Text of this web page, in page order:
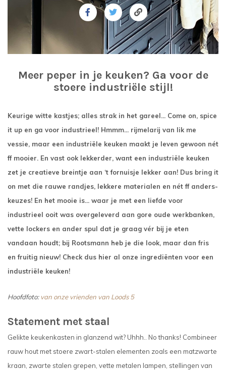
Meer peper in je keuken? Ga voor de
stoere industriële stijl!
Keurige witte kastjes; alles strak in het gareel... Come on, spice
it up en ga voor industrieel! Hmmm... rijmelarij van lik me
vessie, maar een industriële keuken maakt je leven gewoon nét
ff mooier. En vast ook lekkerder, want een industriële keuken
zet je creatieve breintje aan ‘t fornuisje lekker aan! Dus bring it
on met die rauwe randjes, lekkere materialen en nét ff anders-
keuzes! En het mooie is... waar je met een liefde voor
industrieel ooit was overgeleverd aan gore oude werkbanken,
vette lockers en ander spul dat je graag vér bij je eten
vandaan houdt; bij Rootsmann heb je die look, maar dan fris
en fruitig nieuw! Check dus hier al onze ingrediënten voor een
industriële keuken!
Hoofdfoto: van onze vrienden van Loods 5
Statement met staal
Gelikte keukenkasten in glanzend wit? Uhhh.. No thanks! Combineer
rauw hout met stoere zwart-stalen elementen zoals een matzwarte
kraan, zwarte stalen grepen, vette metalen lampen, stellingen van